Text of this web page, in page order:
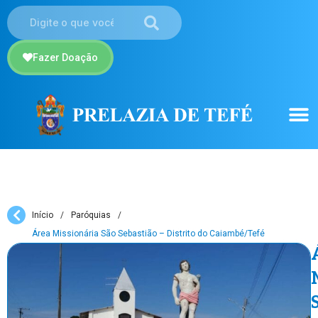
Fazer Doação
Início / Paróquias
/
Área Missionária São Sebastião – Distrito do Caiambé/Tefé